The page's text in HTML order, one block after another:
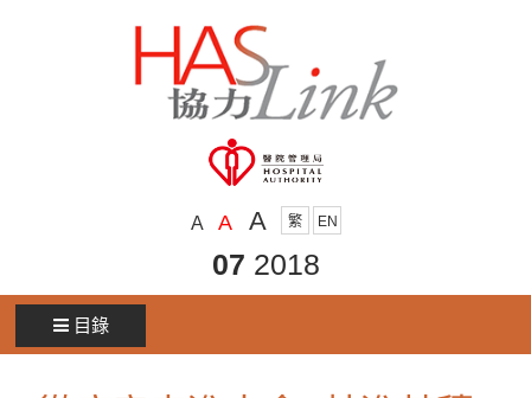
A A A 繁 EN
07 2018
目錄